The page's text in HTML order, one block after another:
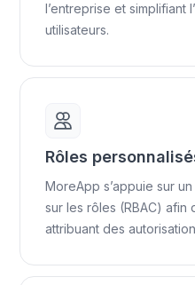
l’entreprise et simplifiant
utilisateurs.
Rôles
MoreApp s’appuie sur
sur les rôles (RBAC) afin
attribuant des